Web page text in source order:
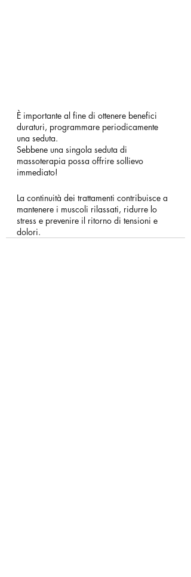
È importante al fine di ottenere benefici
duraturi, programmare periodicamente
una seduta.
Sebbene una singola seduta di
massoterapia possa offrire sollievo
immediato!
La continuità dei trattamenti contribuisce a
mantenere i muscoli rilassati, ridurre lo
stress e prevenire il ritorno di tensioni e
dolori.